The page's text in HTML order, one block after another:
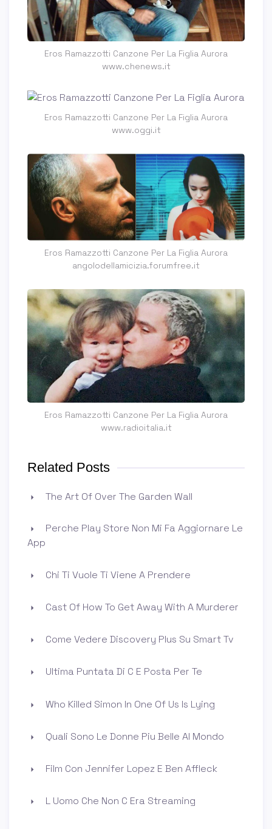
Eros Ramazzotti Canzone Per La Figlia Aurora
www.chenews.it
Eros Ramazzotti Canzone Per La Figlia Aurora
www.oggi.it
Eros Ramazzotti Canzone Per La Figlia Aurora
angolodellamicizia.forumfree.it
Eros Ramazzotti Canzone Per La Figlia Aurora
www.radioitalia.it
Related Posts
The Art Of Over The Garden Wall
Perche Play Store Non Mi Fa Aggiornare Le
App
Chi Ti Vuole Ti Viene A Prendere
Cast Of How To Get Away With A Murderer
Come Vedere Discovery Plus Su Smart Tv
Ultima Puntata Di C E Posta Per Te
Who Killed Simon In One Of Us Is Lying
Quali Sono Le Donne Piu Belle Al Mondo
Film Con Jennifer Lopez E Ben Affleck
L Uomo Che Non C Era Streaming